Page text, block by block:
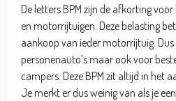
De letters BPM zijn de afkorting
en motorrijtuigen. Deze belasting
aankoop van ieder motorrijtuig.
personenauto’s maar ook voor
campers. Deze BPM zit altijd in het
Je merkt er dus weinig van als je